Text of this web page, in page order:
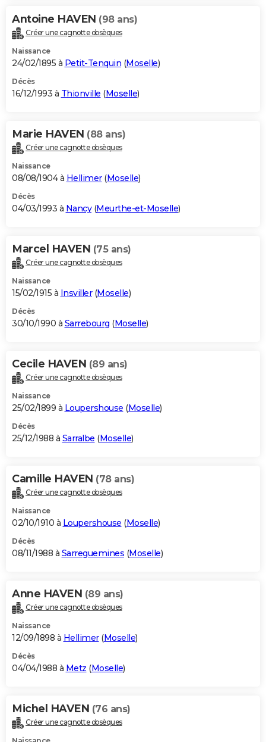
Antoine HAVEN (98 ans)
Créer une cagnotte obsèques
Naissance
24/02/1895 à Petit-Tenquin (Moselle)
Décès
16/12/1993 à Thionville (Moselle)
Marie HAVEN (88 ans)
Créer une cagnotte obsèques
Naissance
08/08/1904 à Hellimer(Moselle)
Décès
04/03/1993 à Nancy(Meurthe-et-Moselle)
Marcel HAVEN (75 ans)
Créer une cagnotte obsèques
Naissance
15/02/1915 à Insviller(Moselle)
Décès
30/10/1990 à Sarrebourg (Moselle)
Cecile HAVEN (89 ans)
Créer une cagnotte obsèques
Naissance
25/02/1899 à Loupershouse (Moselle)
Décès
25/12/1988 à Sarralbe (Moselle)
Camille HAVEN (78 ans)
Créer une cagnotte obsèques
Naissance
02/10/1910 à Loupershouse (Moselle)
Décès
08/11/1988 à Sarreguemines (Moselle)
Anne HAVEN (89 ans)
Créer une cagnotte obsèques
Naissance
12/09/1898 à Hellimer(Moselle)
Décès
04/04/1988 à Metz (Moselle)
Michel HAVEN (76 ans)
Créer une cagnotte obsèques